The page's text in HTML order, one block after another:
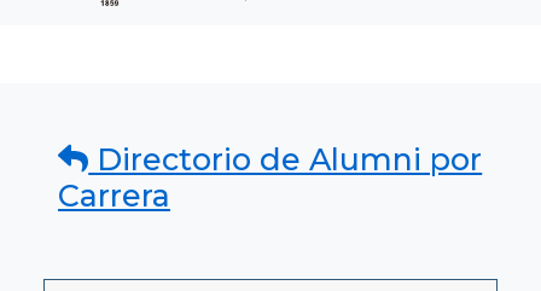
Directorio de Alumni por
Carrera